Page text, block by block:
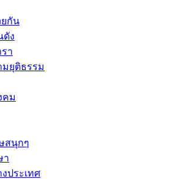
กัน
ดัง
า
ยุติธรรม
คม
สนุกๆ
า
ประเทศ